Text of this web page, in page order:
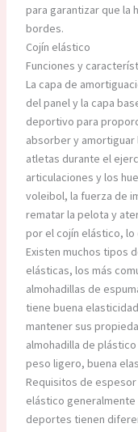
para garantizar que la
bordes.
Cojín elástico
Funciones y
La capa de
del panel y la capa
deportivo para
absorber y
atletas durante el
articulaciones y los
voleibol, la fuerza de
rematar la pelota y
por el cojín elástico,
Existen muchos tipos
elásticas, los más
almohadillas de
tiene buena
mantener sus
almohadilla de
peso ligero, buena
Requisitos de
elástico
deportes tienen